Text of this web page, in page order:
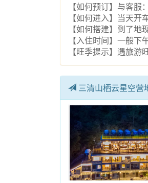
【如何预订】与客服
【如何进入】当天
【如何搭建】到了
【入住时间】一般
【旺季提示】遇旅
三清山栖云星空营